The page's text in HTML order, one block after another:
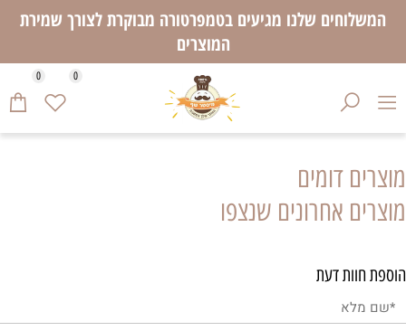
המשלוחים שלנו מגיעים בטמפרטורה מבוקרת לצורך שמירת
המוצרים
0 0
מוצרים דומים
מוצרים אחרונים שנצפו
הוספת חוות דעת